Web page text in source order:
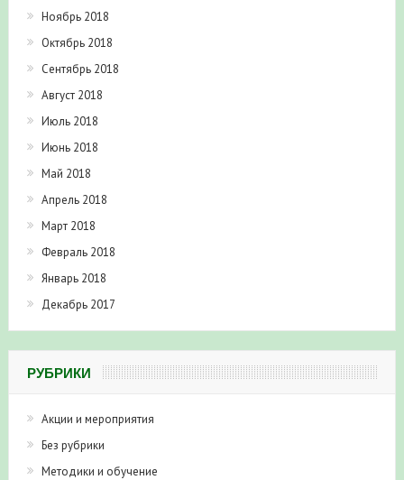
Ноябрь 2018
Октябрь 2018
Сентябрь 2018
Август 2018
Июль 2018
Июнь 2018
Май 2018
Апрель 2018
Март 2018
Февраль 2018
Январь 2018
Декабрь 2017
РУБРИКИ
Акции и мероприятия
Без рубрики
Методики и обучение